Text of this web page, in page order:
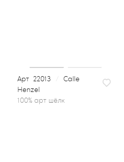
22013
Calle
Henzel
100% арт шёлк